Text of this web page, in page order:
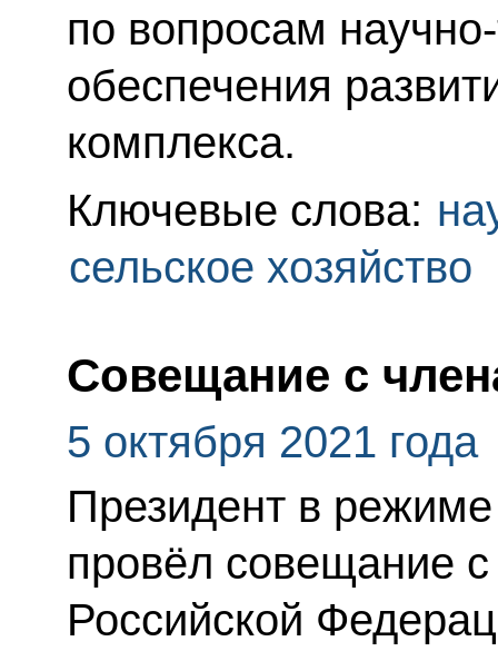
по вопросам
обеспечения
комплекса.
Ключевые слова:
сельское хозяйство
Совещание с
5 октября 2021 года
Президент в
провёл совещание
Российской